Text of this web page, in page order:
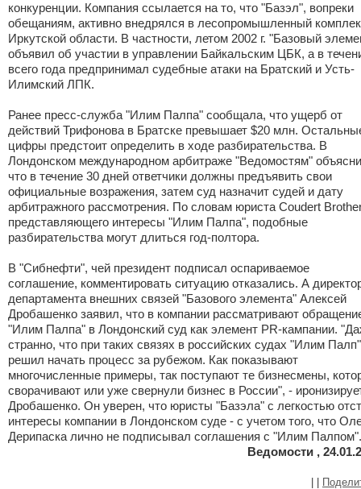
конкуренции. Компания ссылается на то, что "Базэл", вопреки
обещаниям, активно внедрялся в лесопромышленный
Иркутской области. В частности, летом 2002 г. "Базовый
объявил об участии в управлении Байкальским ЦБК, а в
всего года предпринимал судебные атаки на Братский и Усть-
Илимский ЛПК.
Ранее пресс-служба "Илим Палпа" сообщала, что ущерб от
действий Трифонова в Братске превышает $20 млн.
цифры предстоит определить в ходе разбирательства. В
Лондонском международном арбитраже "Ведомостям"
что в течение 30 дней ответчики должны предъявить свои
официальные возражения, затем суд назначит судей и дату
арбитражного рассмотрения. По словам юриста Coudert
представляющего интересы "Илим Палпа", подобные
разбирательства могут длиться год-полтора.
В "Сибнефти", чей президент подписал оспариваемое
соглашение, комментировать ситуацию отказались. А
департамента внешних связей "Базового элемента" Алексей
Дробашенко заявил, что в компании рассматривают
"Илим Палпа" в Лондонский суд как элемент PR-кампании.
странно, что при таких связях в российских судах "Илим Палп"
решил начать процесс за рубежом. Как показывают
многочисленные примеры, так поступают те бизнесмены,
сворачивают или уже свернули бизнес в России", -
Дробашенко. Он уверен, что юристы "Базэла" с легкостью
интересы компании в Лондонском суде - с учетом того, что
Дерипаска лично не подписывал соглашения с "Илим Палпом".
Ведомости ,